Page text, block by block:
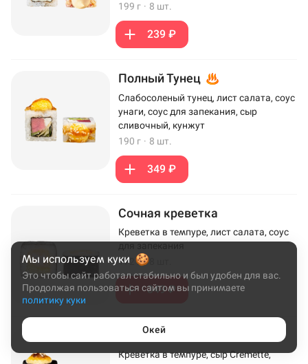
199 г · 8 шт.
239 ₽
Полный Тунец
Слабосоленый тунец, лист салата, соус
унаги, соус для запекания, сыр
сливочный, кунжут
190 г · 8 шт.
349 ₽
Сочная креветка
Креветка в темпуре, лист салата, соус
172 г ·
349 ₽
Эби Хот
Креветка в темпуре, сыр Cremette,
Мы используем куки
Это чтобы сайт работал стабильно и был удобен для вас.
Продолжая пользоваться сайтом вы принимаете
политику куки
Окей